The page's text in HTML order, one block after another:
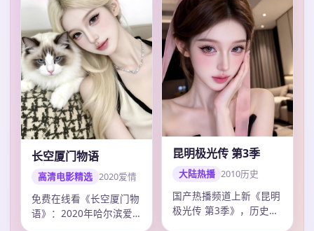
长空厦门物语
高清电影精选 2020爱情
免费在线看《长空厦门物
语》：2020年哈尔滨爱
昆明极光传 第3季
大陆热播 2010历史
国产热播频道上新《昆明
极光传 第3季》，历史剧